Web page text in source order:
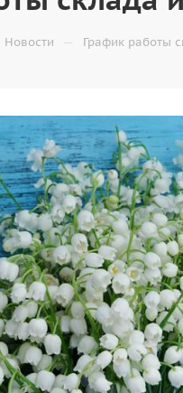
Новости — График работы